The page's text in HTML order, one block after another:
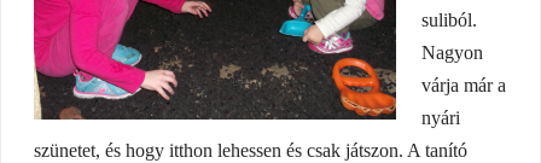
suliból.
Nagyon
várja már a
nyári
szünetet, és hogy itthon lehessen és csak játszon. A tanító